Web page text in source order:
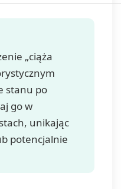
wniesienia
przetwarzania, a
także prawo do
wniesienia skargi
do organu
nadzorczego. Masz
prawo wycofać
„ciąża
stanu po
go w
unikając
potencjalnie